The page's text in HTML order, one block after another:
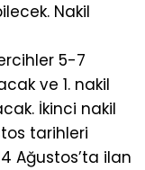
Nakil
5-7
ve 1. nakil
İkinci nakil
tarihleri
Ağustos’ta ilan